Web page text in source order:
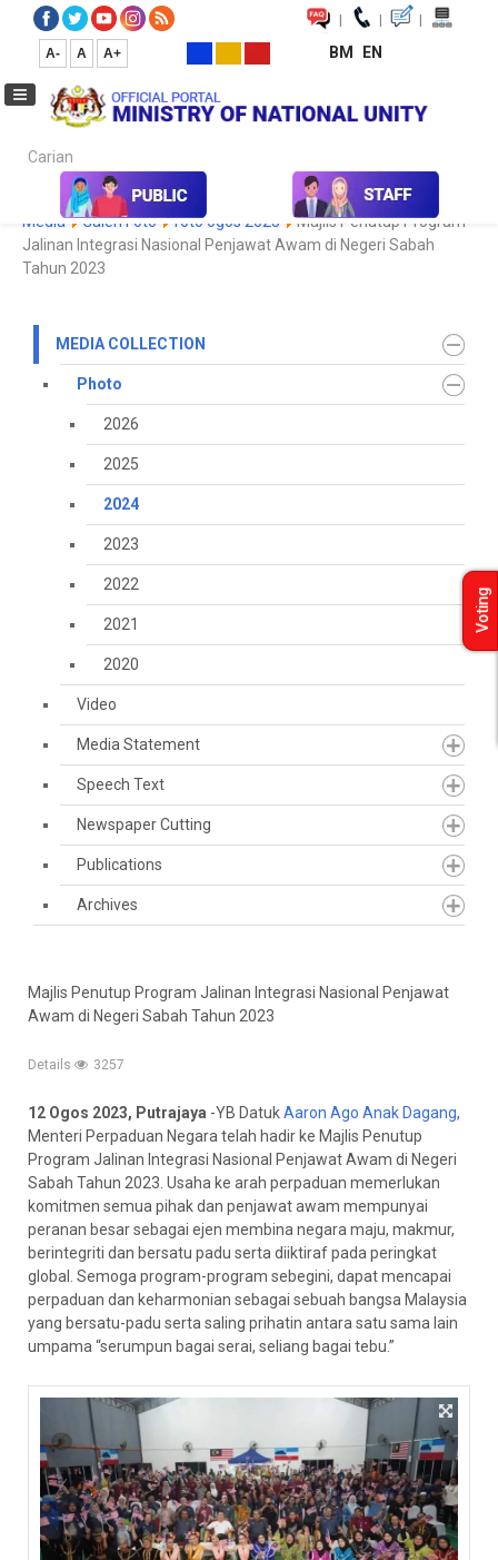
| | |
A- A A+ BM EN
Carian...
Media Media Collection Photo 2024
Koleksi
Media
Galeri Foto foto ogos 2023
Majlis Penutup Program
Jalinan Integrasi Nasional Penjawat Awam di Negeri Sabah
Tahun 2023
MEDIA COLLECTION
Photo
2026
2025
2024
2023
2022
2021
2020
Video
Media Statement
Speech Text
Newspaper Cutting
Publications
Archives
Majlis Penutup Program Jalinan Integrasi Nasional Penjawat
Awam di Negeri Sabah Tahun 2023
Details 3257
12 Ogos 2023, Putrajaya -YB DatukAaron Ago Anak Dagang,
Menteri Perpaduan Negara telah hadir ke Majlis Penutup
Program Jalinan Integrasi Nasional Penjawat Awam di Negeri
Sabah Tahun 2023. Usaha ke arah perpaduan memerlukan
komitmen semua pihak dan penjawat awam mempunyai
peranan besar sebagai ejen membina negara maju, makmur,
berintegriti dan bersatu padu serta diiktiraf pada peringkat
global. Semoga program-program sebegini, dapat mencapai
perpaduan dan keharmonian sebagai sebuah bangsa Malaysia
yang bersatu-padu serta saling prihatin antara satu sama lain
umpama “serumpun bagai serai, seliang bagai tebu.”
Voting